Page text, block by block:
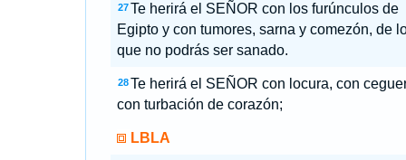
27 Te herirá el SEÑOR con los furúnculos de
Egipto y con tumores, sarna y comezón, de
que no podrás ser sanado.
28 Te herirá el SEÑOR con locura, con
con turbación de corazón;
LBLA